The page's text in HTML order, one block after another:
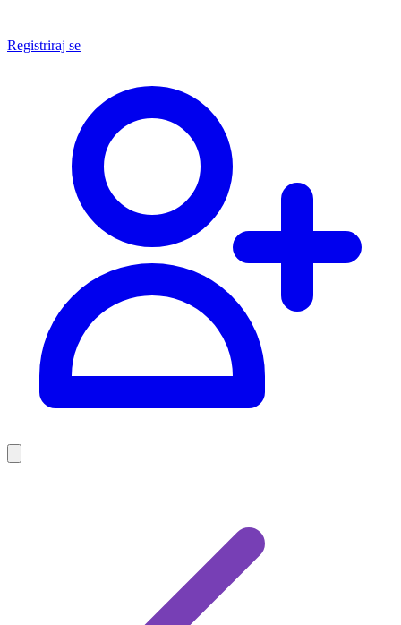
Registriraj se